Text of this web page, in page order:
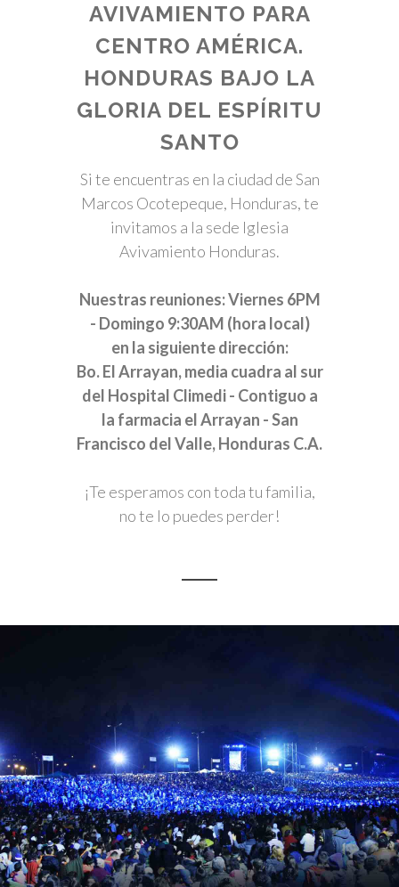
AVIVAMIENTO PARA
CENTRO AMÉRICA.
HONDURAS BAJO LA
GLORIA DEL ESPÍRITU
SANTO
Si te encuentras en la ciudad de San
Marcos Ocotepeque, Honduras, te
invitamos a la sede Iglesia
Avivamiento Honduras.
Nuestras reuniones: Viernes 6PM
- Domingo 9:30AM (hora local)
en la siguiente dirección:
Bo. El Arrayan, media cuadra al sur
del Hospital Climedi - Contiguo a
la farmacia el Arrayan - San
Francisco del Valle, Honduras C.A.
¡Te esperamos con toda tu familia,
no te lo puedes perder!